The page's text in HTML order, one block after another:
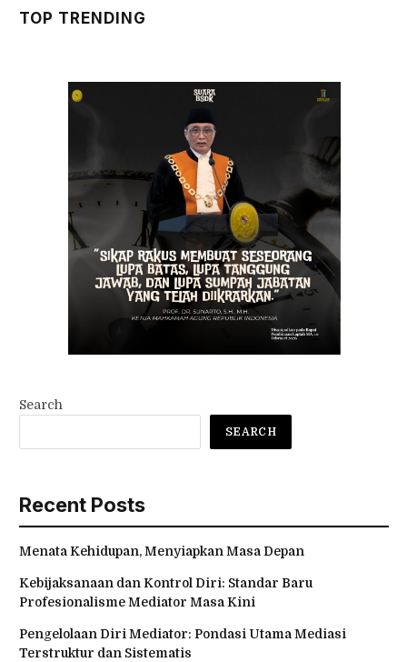
TOP TRENDING
Search
SEARCH
Recent Posts
Menata Kehidupan, Menyiapkan Masa Depan
Kebijaksanaan dan Kontrol Diri: Standar Baru
Profesionalisme Mediator Masa Kini
Pengelolaan Diri Mediator: Pondasi Utama Mediasi
Terstruktur dan Sistematis